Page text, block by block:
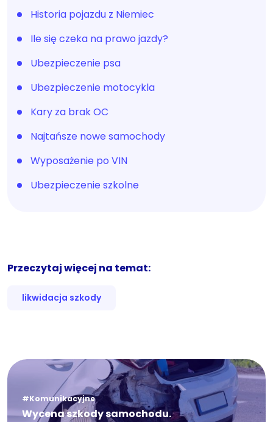
Historia pojazdu z Niemiec
Ile się czeka na prawo jazdy?
Ubezpieczenie psa
Ubezpieczenie motocykla
Kary za brak OC
Najtańsze nowe samochody
Wyposażenie po VIN
Ubezpieczenie szkolne
Przeczytaj więcej na temat:
likwidacja szkody
#Komunikacyjne
Wycena szkody samochodu.